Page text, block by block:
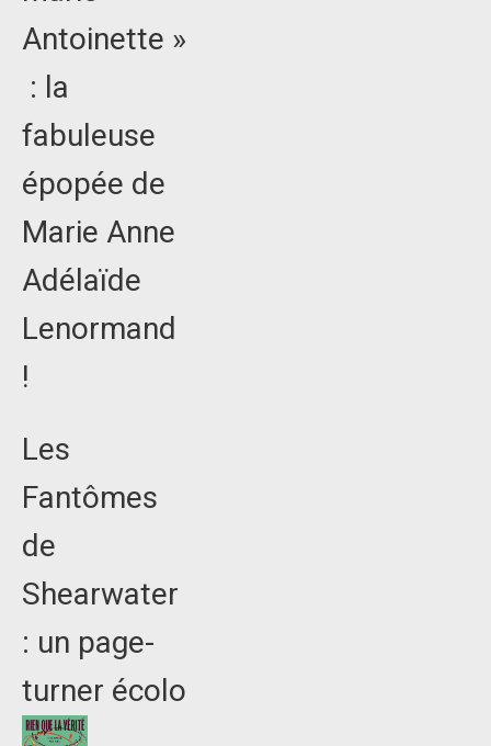
Antoinette »
: la
fabuleuse
épopée de
Marie Anne
Adélaïde
Lenormand
!
Les
Fantômes
de
Shearwater
: un page-
turner écolo